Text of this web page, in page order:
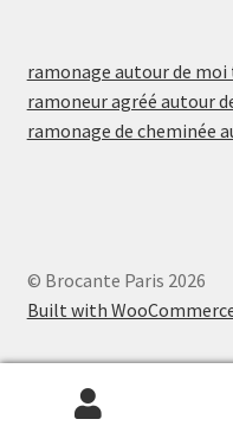
ramonage autour de moi
ramoneur agréé autour
ramonage de cheminée
© Brocante Paris 2026
Built with
Recherche
Recherche